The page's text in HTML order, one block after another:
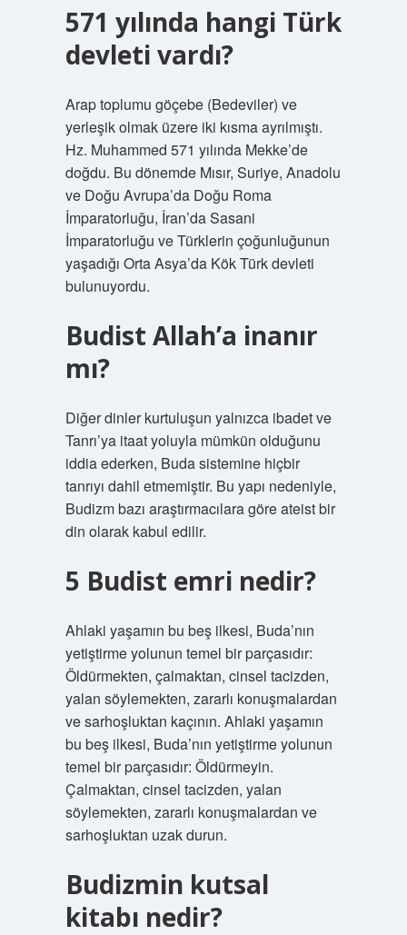
571 yılında hangi Türk
devleti vardı?
Arap toplumu göçebe (Bedeviler) ve
yerleşik olmak üzere iki kısma ayrılmıştı.
Hz. Muhammed 571 yılında Mekke’de
doğdu. Bu dönemde Mısır, Suriye, Anadolu
ve Doğu Avrupa’da Doğu Roma
İmparatorluğu, İran’da Sasani
İmparatorluğu ve Türklerin çoğunluğunun
yaşadığı Orta Asya’da Kök Türk devleti
bulunuyordu.
Budist Allah’a inanır
mı?
Diğer dinler kurtuluşun yalnızca ibadet ve
Tanrı’ya itaat yoluyla mümkün olduğunu
iddia ederken, Buda sistemine hiçbir
tanrıyı dahil etmemiştir. Bu yapı nedeniyle,
Budizm bazı araştırmacılara göre ateist bir
din olarak kabul edilir.
5 Budist emri nedir?
Ahlaki yaşamın bu beş ilkesi, Buda’nın
yetiştirme yolunun temel bir parçasıdır:
Öldürmekten, çalmaktan, cinsel tacizden,
yalan söylemekten, zararlı konuşmalardan
ve sarhoşluktan kaçının. Ahlaki yaşamın
bu beş ilkesi, Buda’nın yetiştirme yolunun
temel bir parçasıdır: Öldürmeyin.
Çalmaktan, cinsel tacizden, yalan
söylemekten, zararlı konuşmalardan ve
sarhoşluktan uzak durun.
Budizmin kutsal
kitabı nedir?